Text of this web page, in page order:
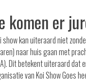
komen er
show kan uiteraard niet
naar huis gaan met
Dit betekent uiteraard dat
van Koi Show Goes